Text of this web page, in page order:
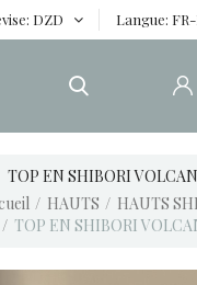
DZD Langue
TOP EN SHIBORI
HAUTS
HAUTS
TOP EN SHIBORI